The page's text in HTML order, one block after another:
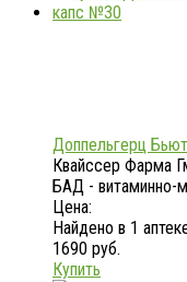
Доппельгерц
Квайссер Фарма
БАД - витаминно-
Цена:
Найдено в 1
1690 руб.
Купить